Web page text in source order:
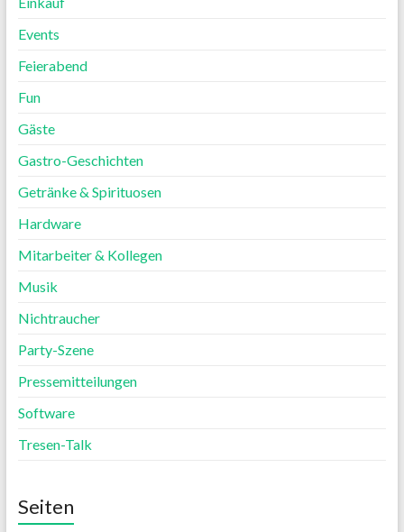
Events
Feierabend
Fun
Gäste
Gastro-Geschichten
Getränke & Spirituosen
Hardware
Mitarbeiter & Kollegen
Musik
Nichtraucher
Party-Szene
Pressemitteilungen
Software
Tresen-Talk
Seiten